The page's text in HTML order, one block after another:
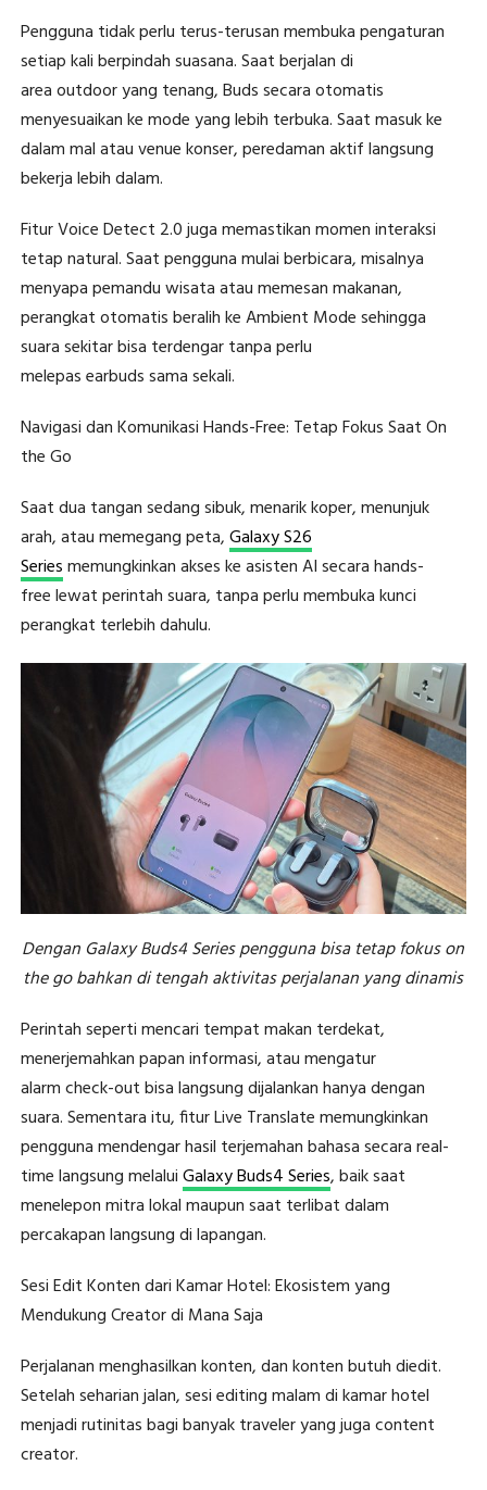
Pengguna tidak perlu terus-terusan membuka pengaturan
setiap kali berpindah suasana. Saat berjalan di
area outdoor yang tenang, Buds secara otomatis
menyesuaikan ke mode yang lebih terbuka. Saat masuk ke
dalam mal atau venue konser, peredaman aktif langsung
bekerja lebih dalam.
Fitur Voice Detect 2.0 juga memastikan momen interaksi
tetap natural. Saat pengguna mulai berbicara, misalnya
menyapa pemandu wisata atau memesan makanan,
perangkat otomatis beralih ke Ambient Mode sehingga
suara sekitar bisa terdengar tanpa perlu
melepas earbuds sama sekali.
Navigasi dan Komunikasi Hands-Free: Tetap Fokus Saat On
the Go
Saat dua tangan sedang sibuk, menarik koper, menunjuk
arah, atau memegang peta,Galaxy S26
Seriesmemungkinkan akses ke asisten AI secara hands-
free lewat perintah suara, tanpa perlu membuka kunci
perangkat terlebih dahulu.
Dengan Galaxy Buds4 Series pengguna bisa tetap fokus on
the go bahkan di tengah aktivitas perjalanan yang dinamis
Perintah seperti mencari tempat makan terdekat,
menerjemahkan papan informasi, atau mengatur
alarm check-out bisa langsung dijalankan hanya dengan
suara. Sementara itu, fitur Live Translate memungkinkan
pengguna mendengar hasil terjemahan bahasa secara real-
time langsung melaluiGalaxy Buds4 Series, baik saat
menelepon mitra lokal maupun saat terlibat dalam
percakapan langsung di lapangan.
Sesi Edit Konten dari Kamar Hotel: Ekosistem yang
Mendukung Creator di Mana Saja
Perjalanan menghasilkan konten, dan konten butuh diedit.
Setelah seharian jalan, sesi editing malam di kamar hotel
menjadi rutinitas bagi banyak traveler yang juga content
creator.